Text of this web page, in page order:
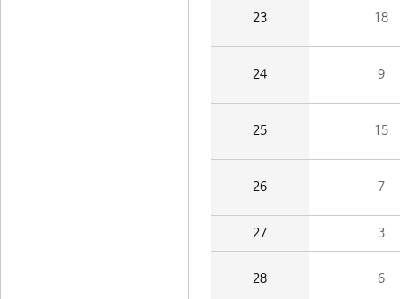
23 18
24 9
25 15
26 7
27 3
28 6